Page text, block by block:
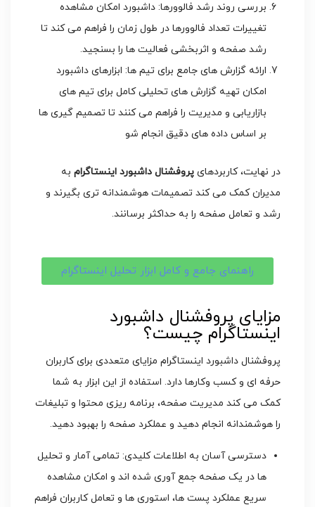
بررسی روند رشد فالوورها: داشبورد امکان مشاهده
تغییرات تعداد فالوورها در طول زمان را فراهم می کند تا
رشد صفحه و اثربخشی فعالیت ها را بسنجید.
ارائه گزارش های جامع برای تیم ها: ابزارهای داشبورد
امکان تهیه گزارش های تحلیلی کامل برای تیم های
بازاریابی و مدیریت را فراهم می کنند تا تصمیم گیری ها
بر اساس داده های دقیق انجام شو
در نهایت، کاربردهای پروفشنال داشبورد اینستاگرام به
مدیران کمک می کند تصمیمات هوشمندانه تری بگیرند و
رشد و تعامل صفحه را به حداکثر برسانند.
راهنمای جامع و کامل ابزار تحلیل اینستاگرام
مزایای پروفشنال داشبورد
اینستاگرام چیست؟
پروفشنال داشبورد اینستاگرام مزایای متعددی برای کاربران
حرفه ای و کسب وکارها دارد. استفاده از این ابزار به شما
کمک می کند مدیریت صفحه، برنامه ریزی محتوا و تبلیغات
را هوشمندانه انجام دهید و عملکرد صفحه را بهبود دهید.
دسترسی آسان به اطلاعات کلیدی: تمامی آمار و تحلیل
ها در یک صفحه جمع آوری شده اند و امکان مشاهده
سریع عملکرد پست ها، استوری ها و تعامل کاربران فراهم